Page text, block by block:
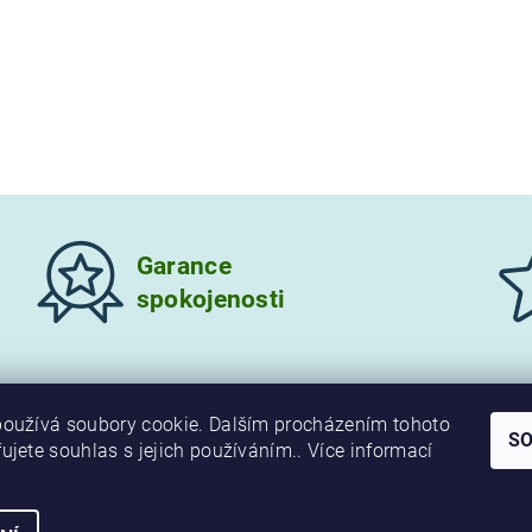
Garance
spokojenosti
soubory cookie. Dalším procházením tohoto
souhlas s jejich používáním.. Více informací